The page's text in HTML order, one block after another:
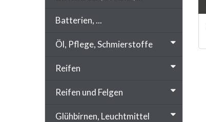
Batterien, ...
Öl, Pflege, Schmierstoffe
Reifen
Reifen und Felgen
Glühbirnen, Leuchtmittel